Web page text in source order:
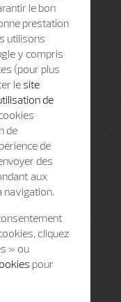
le bon
prestation
utilisons
y compris
(pour plus
le site
de
de
de
des
aux
navigation.
cliquez
» ou
pour